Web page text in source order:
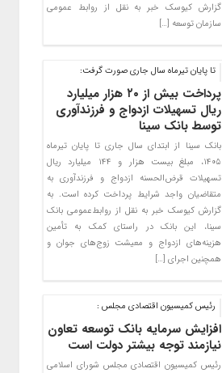
گزارش کیوسک خبر به نقل از روابط عمومی
سازمان توسعه […]
تا پایان تیرماه سال جاری صورت گرفت:
پرداخت بیش از ۲۰ هزار میلیارد
ریال تسهیلات ازدواج و فرزند‌آوری
توسط بانک سینا
بانک سینا از ابتدای سال جاری تا پایان تیرماه
۱۴۰۵، مبلغ بیست هزار و ۱۴۴ میلیارد ریال
تسهیلات قرض‌الحسنه ازدواج و فرزندآوری به
متقاضیان واجد شرایط پرداخت کرده است. به
گزارش کیوسک خبر به نقل از روابط‌عمومی بانک
سینا، این بانک در راستای کمک به تأمین
هزینه‌های ازدواج و معیشت زوج‌های جوان و
همچنین اجرای […]
رئیس کمیسیون اقتصادی مجلس :
افزایش سرمایه بانک توسعه تعاون
نیازمند توجه بیشتر دولت است
رئیس کمیسیون اقتصادی مجلس شورای اسلامی